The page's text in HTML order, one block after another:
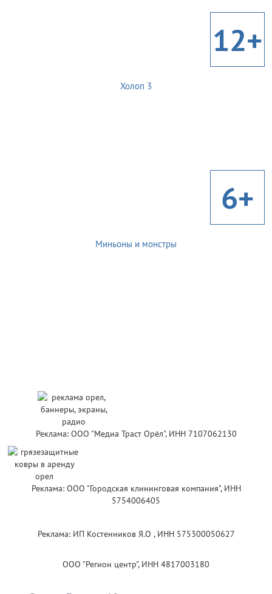
12+
Холоп 3
6+
Миньоны и монстры
Реклама: ООО "Медиа Траст Орёл", ИНН 7107062130
Реклама: ООО "Городская клининговая компания", ИНН
5754006405
Реклама: ИП Костенников Я.О , ИНН 575300050627
ООО "Регион центр", ИНН 4817003180